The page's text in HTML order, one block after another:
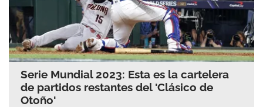
Serie Mundial 2023: Esta es la cartelera
de partidos restantes del 'Clásico de
Otoño'